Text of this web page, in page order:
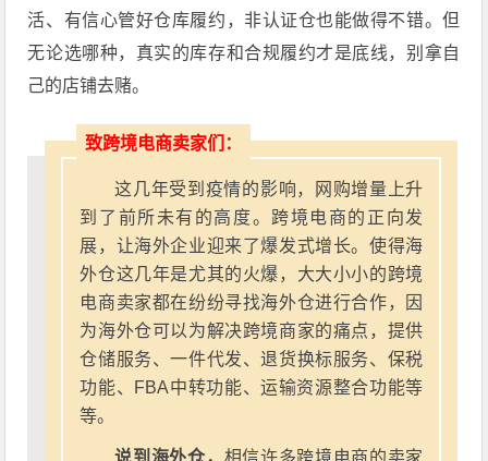
活、有信心管好仓库履约，非认证仓也能做得不错。但
无论选哪种，真实的库存和合规履约才是底线，别拿自
己的店铺去赌。
致跨境电商卖家们：
这几年受到疫情的影响，网购增量上升
到了前所未有的高度。跨境电商的正向发
展，让海外企业迎来了爆发式增长。使得海
外仓这几年是尤其的火爆，大大小小的跨境
电商卖家都在纷纷寻找海外仓进行合作，因
为海外仓可以为解决跨境商家的痛点，提供
仓储服务、一件代发、退货换标服务、保税
功能、FBA中转功能、运输资源整合功能等
等。
说到海外仓， 相信许多跨境电商的卖家